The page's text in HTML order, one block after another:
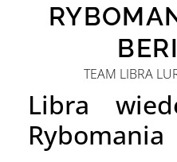
TEAM LIBRA
Libra
Rybomania